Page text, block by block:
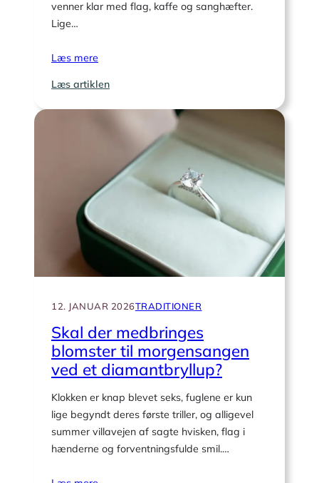
venner klar med flag, kaffe og sanghæfter.
Lige…
Læs mere
Læs artiklen:
morgensangen
diamantbryllup?
12. JANUAR 2026TRADITIONER
Skal der medbringes
blomster til morgensangen
ved et diamantbryllup?
Klokken er knap blevet seks, fuglene er kun
lige begyndt deres første triller, og alligevel
summer villavejen af sagte hvisken, flag i
hænderne og forventningsfulde smil.…